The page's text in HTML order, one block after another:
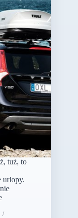
tuż, to
urlopy.